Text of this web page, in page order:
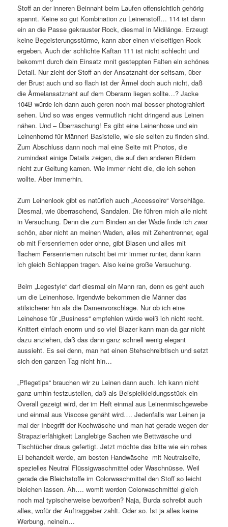
Stoff an der inneren Beinnaht beim Laufen offensichtich gehörig
spannt. Keine so gut Kombination zu Leinenstoff… 114 ist dann
ein an die Passe gekrauster Rock, diesmal in Midilänge. Erzeugt
keine Begeisterungsstürme, kann aber einen vielseitigen Rock
ergeben. Auch der schlichte Kaftan 111 ist nicht schlecht und
bekommt durch dein Einsatz mnit gesteppten Falten ein schönes
Detail. Nur zieht der Stoff an der Ansatznaht der seltsam, über
der Brust auch und so flach ist der Ärmel doch auch nicht, daß
die Ärmelansatznaht auf dem Oberarm liegen sollte…? Jacke
104B würde ich dann auch geren noch mal besser photograhiert
sehen. Und so was enges vermutlich nicht dringend aus Leinen
nähen. Und – Überraschung! Es gibt eine Leinenhose und ein
Leinenhemd für Männer! Basisteile, wie sie selten zu finden sind.
Zum Abschluss dann noch mal eine Seite mit Photos, die
zumindest einige Details zeigen, die auf den anderen Bildern
nicht zur Geltung kamen. Wie immer nicht die, die ich sehen
wollte. Aber immerhin.
Zum Leinenlook gibt es natürlich auch „Accessoire“ Vorschläge.
Diesmal, wie überraschend, Sandalen. Die führen mich alle nicht
in Versuchung. Denn die zum Binden an der Wade finde ich zwar
schön, aber nicht an meinen Waden, alles mit Zehentrenner, egal
ob mit Fersenriemen oder ohne, gibt Blasen und alles mit
flachem Fersenriemen rutscht bei mir immer runter, dann kann
ich gleich Schlappen tragen. Also keine große Versuchung.
Beim „Legestyle“ darf diesmal ein Mann ran, denn es geht auch
um die Leinenhose. Irgendwie bekommen die Männer das
stilsicherer hin als die Damenvorschläge. Nur ob ich eine
Leinehose für „Business“ empfehlen würde weiß ich nicht recht.
Knittert einfach enorm und so viel Blazer kann man da gar nicht
dazu anziehen, daß das dann ganz schnell wenig elegant
aussieht. Es sei denn, man hat einen Stehschreibtisch und setzt
sich den ganzen Tag nicht hin…
„Pflegetips“ brauchen wir zu Leinen dann auch. Ich kann nicht
ganz umhin festzustellen, daß als Beispielkleidungsstück ein
Overall gezeigt wird, der im Heft einmal aus Leinenmischgewebe
und einmal aus Viscose genäht wird…. Jedenfalls war Leinen ja
mal der Inbegriff der Kochwäsche und man hat gerade wegen der
Strapazierfähigkeit Langlebige Sachen wie Bettwäsche und
Tischtücher draus gefertigt. Jetzt möchte das bitte wie ein rohes
Ei behandelt werde, am besten Handwäsche mit Neutralseife,
spezielles Neutral Flüssigwaschmittel oder Waschnüsse. Weil
gerade die Bleichstoffe im Colorwaschmittel den Stoff so leicht
bleichen lassen. Äh…. womit werden Colorwaschmittel gleich
noch mal typischerweise beworben? Naja, Burda schreibt auch
alles, wofür der Auftraggeber zahlt. Oder so. Ist ja alles keine
Werbung, neinein…